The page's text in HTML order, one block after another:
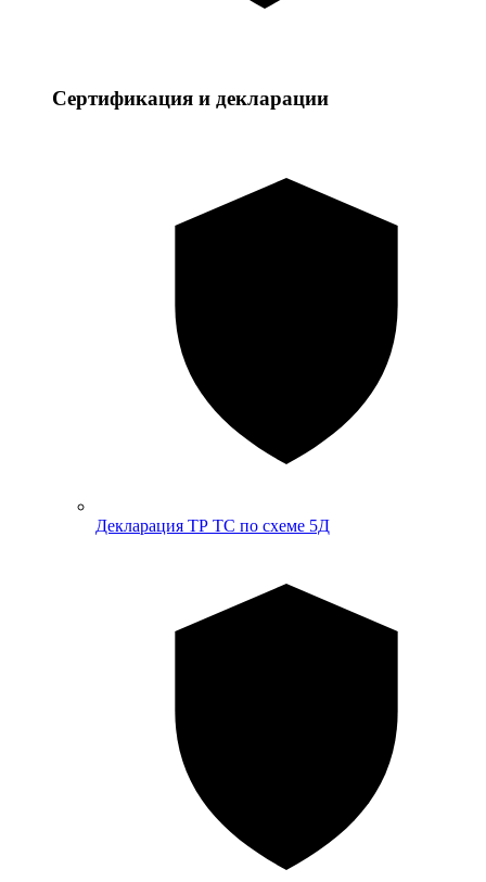
Сертификация и декларации
Декларация ТР ТС по схеме 5Д